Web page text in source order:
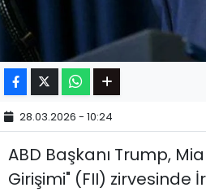
28.03.2026 - 10:24
ABD Başkanı Trump,
Girişimi" (FII)